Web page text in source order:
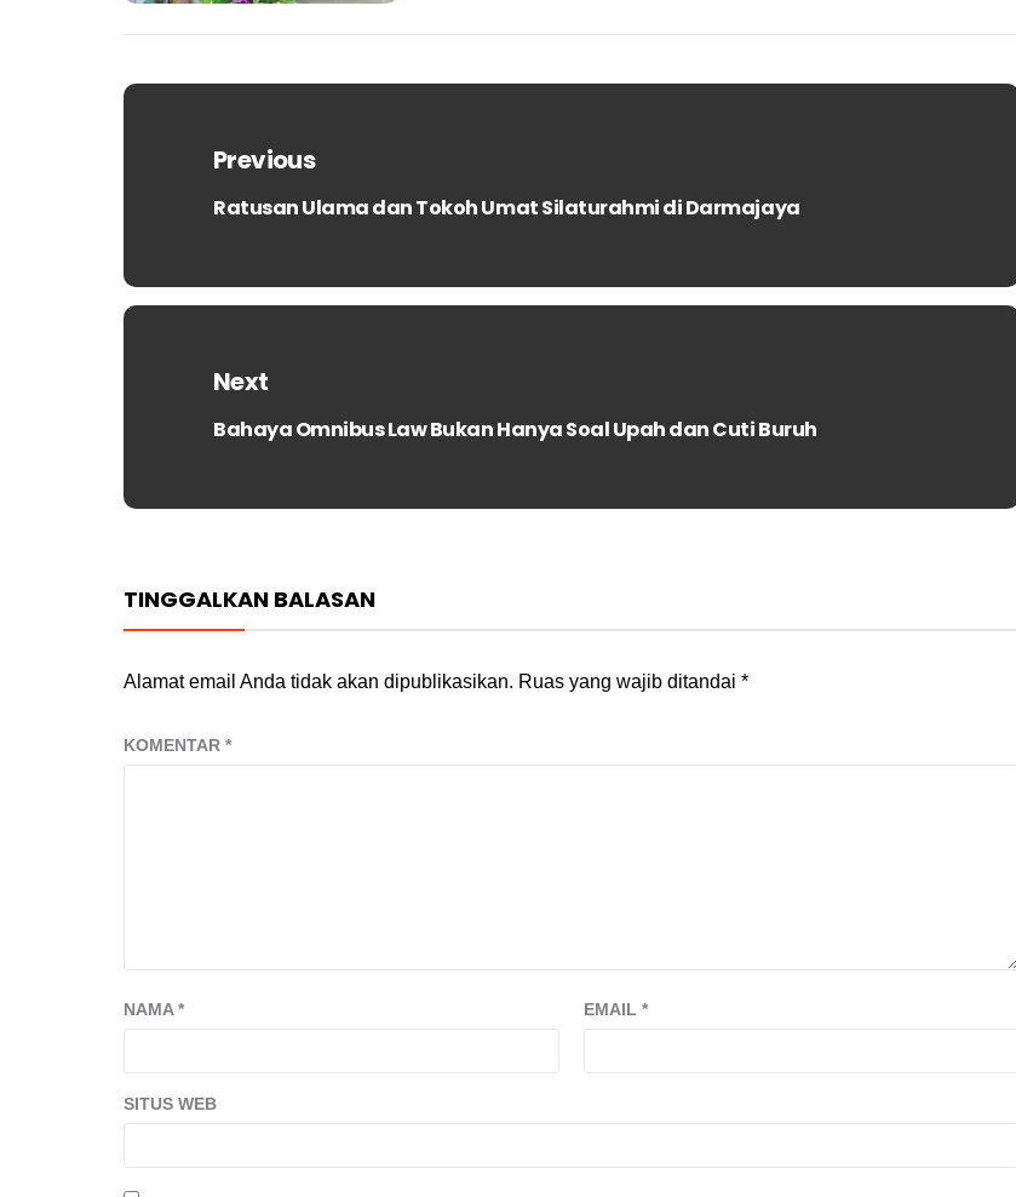
Navigasi
Previous
Previous
Ratusan Ulama dan Tokoh Umat Silaturahmi di Darmajaya
Next
Next
Bahaya Omnibus Law Bukan Hanya Soal Upah dan Cuti Buruh
TINGGALKAN BALASAN
Alamat email Anda tidak akan dipublikasikan. Ruas yang wajib ditandai *
KOMENTAR *
NAMA* EMAIL *
SITUS WEB